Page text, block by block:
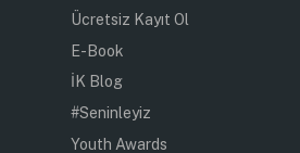
Ücretsiz Kayıt Ol
E-Book
İK Blog
#Seninleyiz
Youth Awards